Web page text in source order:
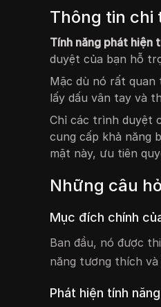
Thông tin chi
Tính năng phát hiện
duyệt của bạn hỗ
Mặc dù nó rất quan
lấy dấu vân tay và
Chỉ các trình duyệt
cung cấp khả năng
mặt này, ưu tiên
Những câu
Mục đích chính
Ban đầu, nó được
năng tương thích và
Phát hiện tính